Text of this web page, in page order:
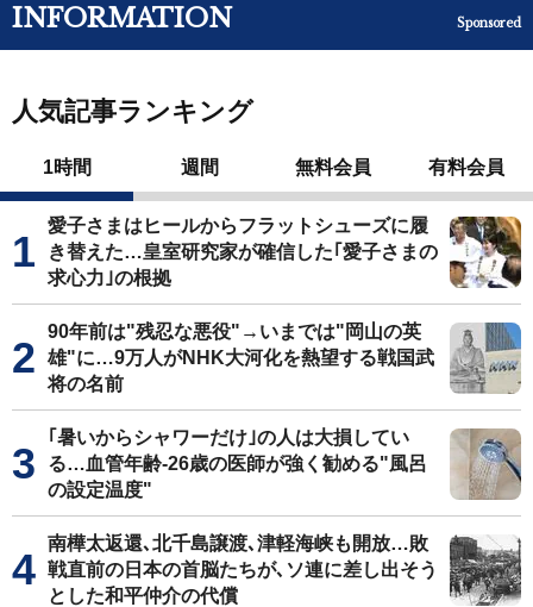
INFORMATION Sponsored
人気記事ランキング
1時間 週間 無料会員 有料会員
愛子さまはヒールからフラットシューズに履
き替えた…皇室研究家が確信した｢愛子さまの
求心力｣の根拠
90年前は"残忍な悪役"→いまでは"岡山の英
雄"に…9万人がNHK大河化を熱望する戦国武
将の名前
｢暑いからシャワーだけ｣の人は大損してい
る…血管年齢-26歳の医師が強く勧める"風呂
の設定温度"
南樺太返還､北千島譲渡､津軽海峡も開放…敗
戦直前の日本の首脳たちが､ソ連に差し出そう
とした和平仲介の代償